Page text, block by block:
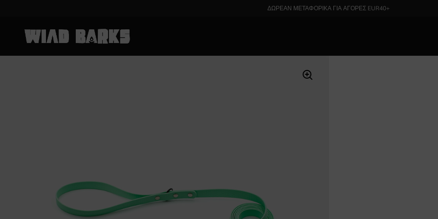
ΔΩΡΕΑΝ ΜΕΤΑΦΟΡΙΚΑ ΓΙΑ ΑΓΟΡΕΣ EUR40+